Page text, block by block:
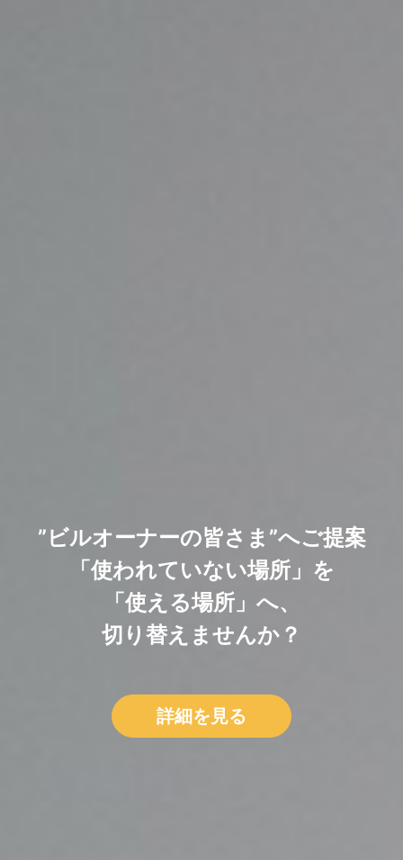
”ビルオーナーの皆さま”へご提案
「使われていない場所」を
「使える場所」へ、
切り替えませんか？
詳細を見る